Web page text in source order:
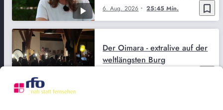
bookmark_border
6. Aug. 2026 25:45 Min.
Der Oimara - extralive auf der
weltlängsten Burg